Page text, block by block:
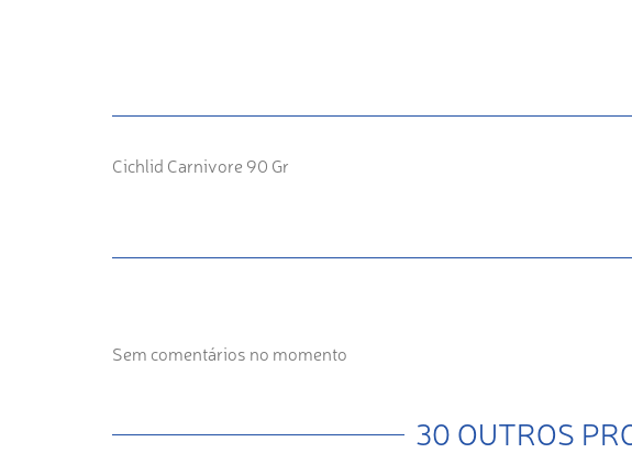
Cichlid Carnivore 90 Gr
Sem comentários no momento
30 OUTROS